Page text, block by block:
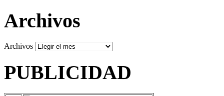
Archivos
Archivos
PUBLICIDAD